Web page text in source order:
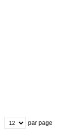
par page